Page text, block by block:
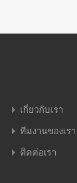
เกี่ยวกับเรา
ทีมงานของเรา
ติดต่อเรา